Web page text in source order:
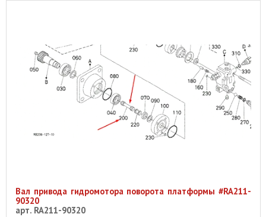
Вал привода гидромотора поворота платформы #RA211-
90320
арт. RA211-90320